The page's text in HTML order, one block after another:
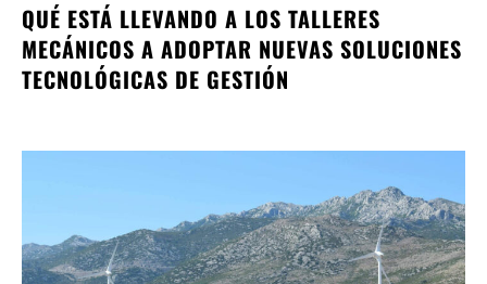
QUÉ ESTÁ LLEVANDO A LOS TALLERES
MECÁNICOS A ADOPTAR NUEVAS SOLUCIONES
TECNOLÓGICAS DE GESTIÓN